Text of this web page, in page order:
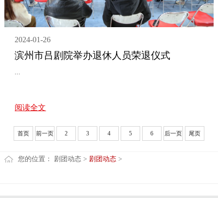
2024-01-26
滨州市吕剧院举办退休人员荣退仪式
...
阅读全文
首页 前一页 2 3 4 5 6 后一页 尾页
您的位置： 剧团动态> 剧团动态>